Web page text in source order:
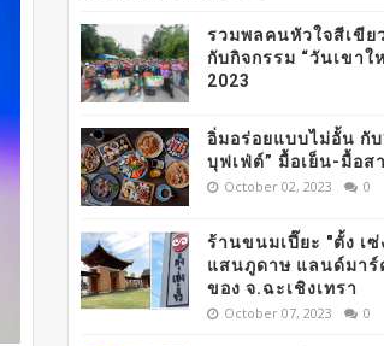
รวมพลคนหัวใจสีเขีย
กับกิจกรรม “วันเขา
2023
อิ่มอร่อยแบบไม่อั้น กับ
บุฟเฟ่ต์” มื้อเย็น-มื้อส
October 02, 2023 0
ร้านขนมเปี๊ยะ "ตั้ง เซ่
แสนภูดาษ แลนด์มาร์
ของ จ.ฉะเชิงเทรา
October 07, 2023 0